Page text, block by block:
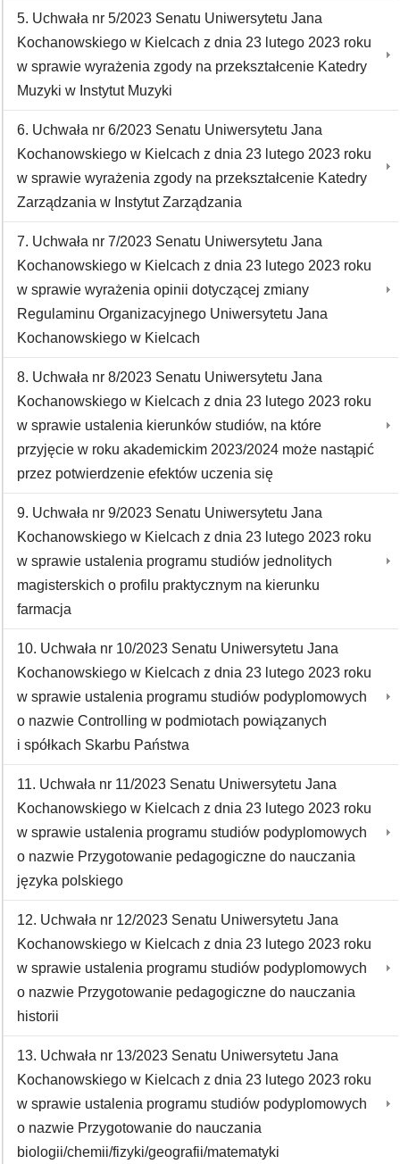
5. Uchwała nr 5/2023 Senatu Uniwersytetu Jana
Kochanowskiego w Kielcach z dnia 23 lutego 2023 roku
w sprawie wyrażenia zgody na przekształcenie Katedry
Muzyki w Instytut Muzyki
6. Uchwała nr 6/2023 Senatu Uniwersytetu Jana
Kochanowskiego w Kielcach z dnia 23 lutego 2023 roku
w sprawie wyrażenia zgody na przekształcenie Katedry
Zarządzania w Instytut Zarządzania
7. Uchwała nr 7/2023 Senatu Uniwersytetu Jana
Kochanowskiego w Kielcach z dnia 23 lutego 2023 roku
w sprawie wyrażenia opinii dotyczącej zmiany
Regulaminu Organizacyjnego Uniwersytetu Jana
Kochanowskiego w Kielcach
8. Uchwała nr 8/2023 Senatu Uniwersytetu Jana
Kochanowskiego w Kielcach z dnia 23 lutego 2023 roku
w sprawie ustalenia kierunków studiów, na które
przyjęcie w roku akademickim 2023/2024 może nastąpić
przez potwierdzenie efektów uczenia się
9. Uchwała nr 9/2023 Senatu Uniwersytetu Jana
Kochanowskiego w Kielcach z dnia 23 lutego 2023 roku
w sprawie ustalenia programu studiów jednolitych
magisterskich o profilu praktycznym na kierunku
farmacja
10. Uchwała nr 10/2023 Senatu Uniwersytetu Jana
Kochanowskiego w Kielcach z dnia 23 lutego 2023 roku
w sprawie ustalenia programu studiów podyplomowych
o nazwie Controlling w podmiotach powiązanych
i spółkach Skarbu Państwa
11. Uchwała nr 11/2023 Senatu Uniwersytetu Jana
Kochanowskiego w Kielcach z dnia 23 lutego 2023 roku
w sprawie ustalenia programu studiów podyplomowych
o nazwie Przygotowanie pedagogiczne do nauczania
języka polskiego
12. Uchwała nr 12/2023 Senatu Uniwersytetu Jana
Kochanowskiego w Kielcach z dnia 23 lutego 2023 roku
w sprawie ustalenia programu studiów podyplomowych
o nazwie Przygotowanie pedagogiczne do nauczania
historii
13. Uchwała nr 13/2023 Senatu Uniwersytetu Jana
Kochanowskiego w Kielcach z dnia 23 lutego 2023 roku
w sprawie ustalenia programu studiów podyplomowych
o nazwie Przygotowanie do nauczania
biologii/chemii/fizyki/geografii/matematyki